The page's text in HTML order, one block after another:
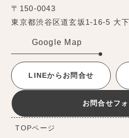
〒150-0043
東京都渋谷区道玄坂1-16-5 大
Google Map
LINEからお問合せ
お問合せフ
TOPページ